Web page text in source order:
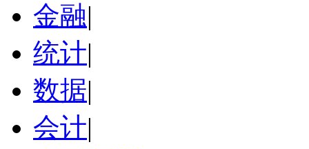
金融|
统计|
数据|
会计|